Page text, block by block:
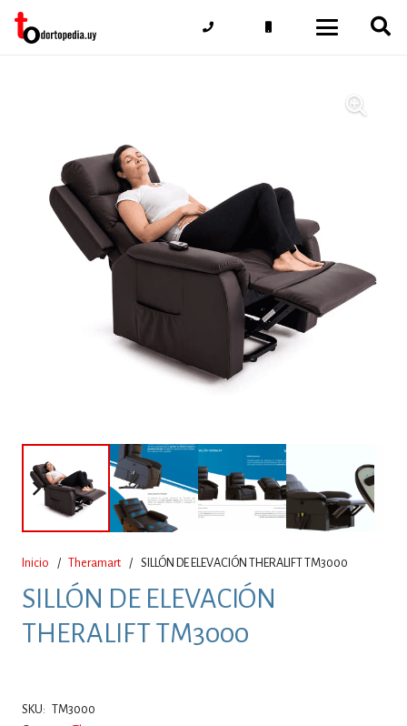
Inicio / Theramart / SILLÓN DE ELEVACIÓN THERALIFT TM3000
SILLÓN DE ELEVACIÓN
THERALIFT TM3000
SKU: TM3000